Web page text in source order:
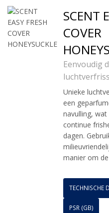
SCENT
COVER
Eenvoudig
Unieke
een
navulling,
continue
dagen.
manier om
TECHNISCHE
PSR (GB)